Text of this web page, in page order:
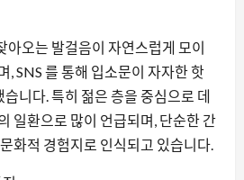
아오는 발걸음이 자연스럽게 모이
, SNS 를 통해 입소문이 자자한 핫
니다. 특히 젊은 층을 중심으로 데
일환으로 많이 언급되며, 단순한 간
화적 경험지로 인식되고 있습니다.